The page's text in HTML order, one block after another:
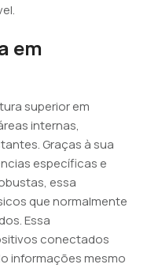
em
superior em
internas,
Graças à sua
específicas e
essa
que normalmente
Essa
conectados
informações mesmo